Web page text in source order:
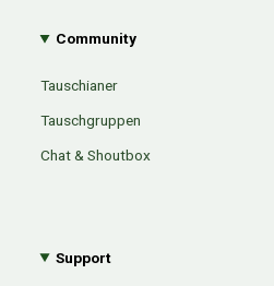
Community
Tauschianer
Tauschgruppen
Chat & Shoutbox
Support